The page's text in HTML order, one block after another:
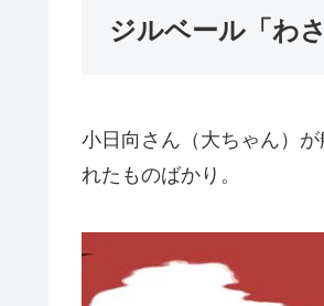
ジルベール「わ
小日向さん（大ちゃん）
れたものばかり。